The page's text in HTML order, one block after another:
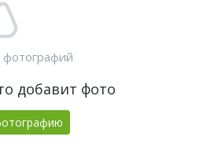
добавит фото